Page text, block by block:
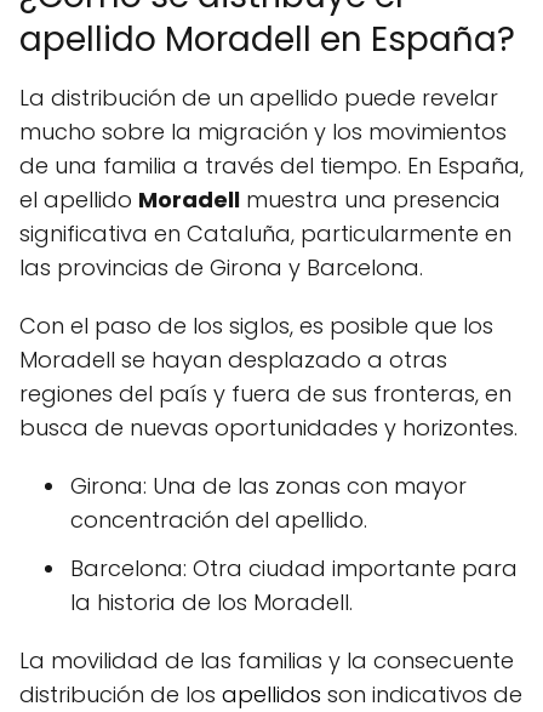
apellido Moradell en España?
La distribución de un apellido puede revelar
mucho sobre la migración y los movimientos
de una familia a través del tiempo. En España,
el apellido Moradell muestra una presencia
significativa en Cataluña, particularmente en
las provincias de Girona y Barcelona.
Con el paso de los siglos, es posible que los
Moradell se hayan desplazado a otras
regiones del país y fuera de sus fronteras, en
busca de nuevas oportunidades y horizontes.
Girona: Una de las zonas con mayor
concentración del apellido.
Barcelona: Otra ciudad importante para
la historia de los Moradell.
La movilidad de las familias y la consecuente
distribución de los apellidos son indicativos de